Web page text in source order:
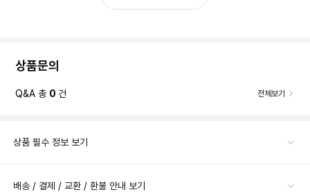
넓은 공간에서도 걱정 없고, 집을 비울 때는 필립스 앱으로 원격 조작도 가
더욱더 스마트하게 사용도 가능해요!!
상품문의
Q&A 총 0 건 전체보기
상품 필수 정보 보기
배송 / 결제 / 교환 / 환불 안내 보기